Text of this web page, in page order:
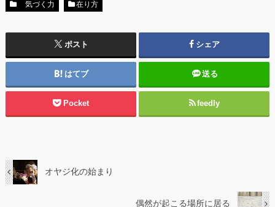
気づく力 在り方
ポスト シェア
はてブ 送る
Pocket feedly
オヤジ化の始まり
偶然が起こる場所に居る